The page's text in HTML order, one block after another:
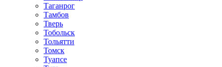
Таганрог
Тамбов
Тверь
Тобольск
Тольятти
Томск
Туапсе